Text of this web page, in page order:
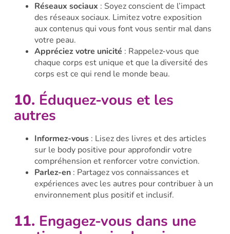
Réseaux sociaux : Soyez conscient de l’impact
des réseaux sociaux. Limitez votre exposition
aux contenus qui vous font vous sentir mal dans
votre peau.
Appréciez votre unicité : Rappelez-vous que
chaque corps est unique et que la diversité des
corps est ce qui rend le monde beau.
10. Éduquez-vous et les
autres
Informez-vous: Lisez des livres et des articles
sur le body positive pour approfondir votre
compréhension et renforcer votre conviction.
Parlez-en: Partagez vos connaissances et
expériences avec les autres pour contribuer à un
environnement plus positif et inclusif.
11. Engagez-vous dans une